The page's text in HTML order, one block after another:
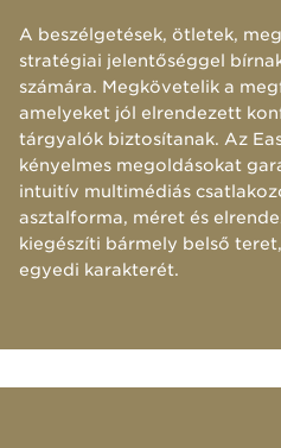
A beszélgetések, ötletek,
stratégiai jelentőséggel
számára. Megkövetelik a
amelyeket jól elrendezett
tárgyalók biztosítanak. Az
kényelmes megoldásokat
intuitív multimédiás
asztalforma, méret és
kiegészíti bármely belső
egyedi karakterét.